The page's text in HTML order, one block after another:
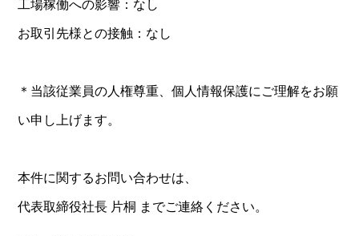
工場稼働への影響：なし
お取引先様との接触：なし
＊当該従業員の人権尊重、個人情報保護にご理解をお願
い申し上げます。
本件に関するお問い合わせは、
代表取締役社長 片桐 までご連絡ください。